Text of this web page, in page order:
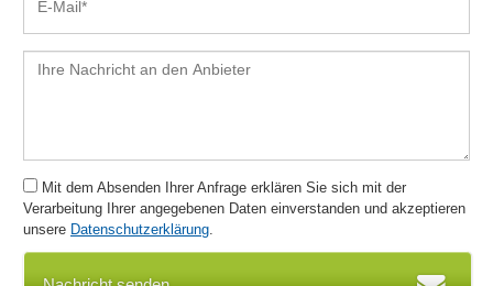
Mit dem Absenden Ihrer Anfrage erklären Sie sich mit der
Verarbeitung Ihrer angegebenen Daten einverstanden und akzeptieren
unsere Datenschutzerklärung.